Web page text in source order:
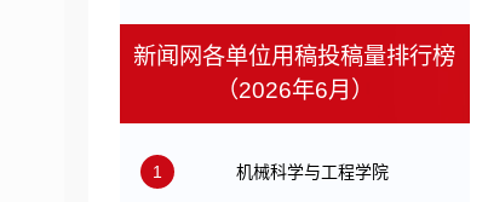
新闻网各单位用稿投稿量排行榜
（2026年6月）
1 机械科学与工程学院